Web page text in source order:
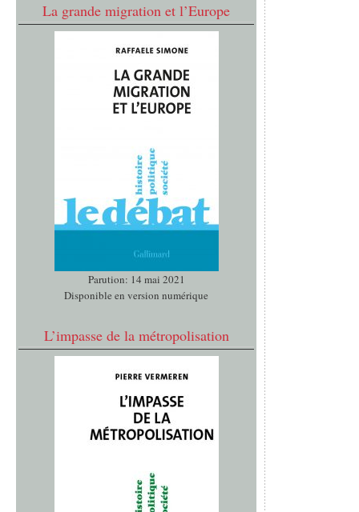
La grande migration et l’Europe
Parution: 14 mai 2021
Disponible en version numérique
L’impasse de la métropolisation